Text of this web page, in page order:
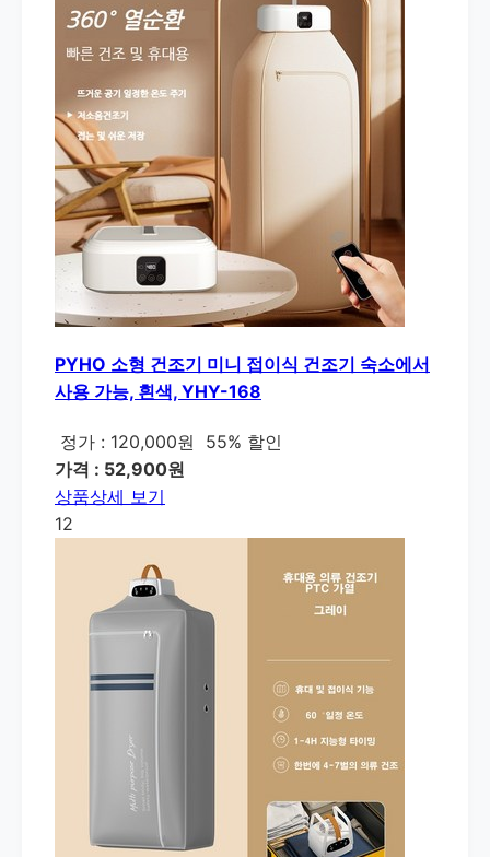
PYHO 소형 건조기 미니 접이식 건조기 숙소에서
사용 가능, 흰색, YHY-168
정가 : 120,000원
55% 할인
가격 : 52,900원
상품상세 보기
12